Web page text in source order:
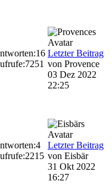
16
7251
Letzter Beitrag
von Provence
03 Dez 2022
22:25
4
2215
Letzter Beitrag
von Eisbär
31 Okt 2022
16:27